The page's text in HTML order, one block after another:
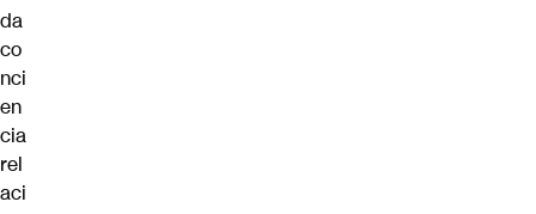
da
co
nci
en
cia
rel
aci